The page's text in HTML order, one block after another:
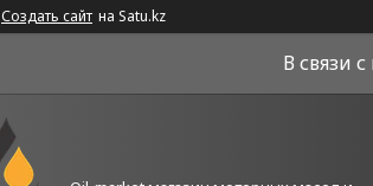
Создать сайт на Satu.kz
В связи